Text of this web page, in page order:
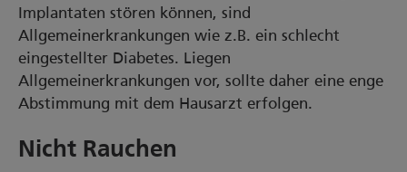
Implantaten stören können, sind
Allgemeinerkrankungen wie z.B. ein schlecht
eingestellter Diabetes. Liegen
Allgemeinerkrankungen vor, sollte daher eine enge
Abstimmung mit dem Hausarzt erfolgen.
Nicht Rauchen